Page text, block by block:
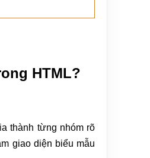
HTML?
thành từng nhóm rõ
giao diện biểu mẫu